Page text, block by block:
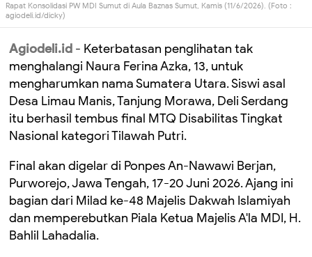
Rapat Konsolidasi PW MDI Sumut di Aula Baznas Sumut, Kamis (11/6/2026). (Foto :
agiodeli.id/dicky)
Agiodeli.id - Keterbatasan penglihatan tak
menghalangi Naura Ferina Azka, 13, untuk
mengharumkan nama Sumatera Utara. Siswi asal
Desa Limau Manis, Tanjung Morawa, Deli Serdang
itu berhasil tembus final MTQ Disabilitas Tingkat
Nasional kategori Tilawah Putri.
Final akan digelar di Ponpes An-Nawawi Berjan,
Purworejo, Jawa Tengah, 17-20 Juni 2026. Ajang ini
bagian dari Milad ke-48 Majelis Dakwah Islamiyah
dan memperebutkan Piala Ketua Majelis A'la MDI, H.
Bahlil Lahadalia.